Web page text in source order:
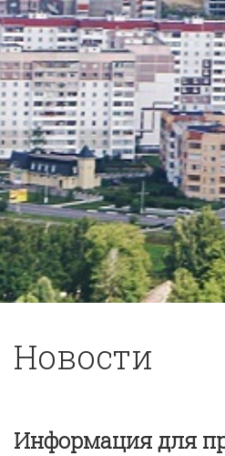
Новости
Информация для